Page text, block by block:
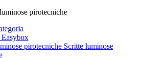
pirotecniche
Easybox
Scritte luminose